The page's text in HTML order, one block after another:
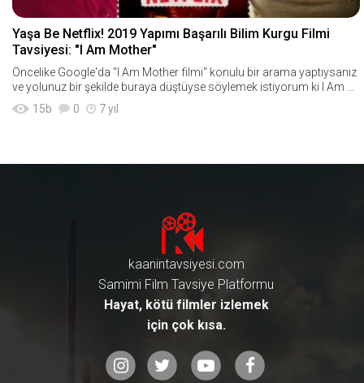
Yaşa Be Netflix! 2019 Yapımı Başarılı Bilim Kurgu Filmi
Tavsiyesi: "I Am Mother"
Öncelike Google'da "I Am Mother filmi" konulu bir arama yaptıysanız
ve yolunuz bir şekilde buraya düştüyse söylemek istiyorum ki I Am M
other filmi
15b 0 7 yıl
kaanintavsiyesi.com
Samimi Film Tavsiye Platformu
Hayat, kötü filmler izlemek
için çok kısa.